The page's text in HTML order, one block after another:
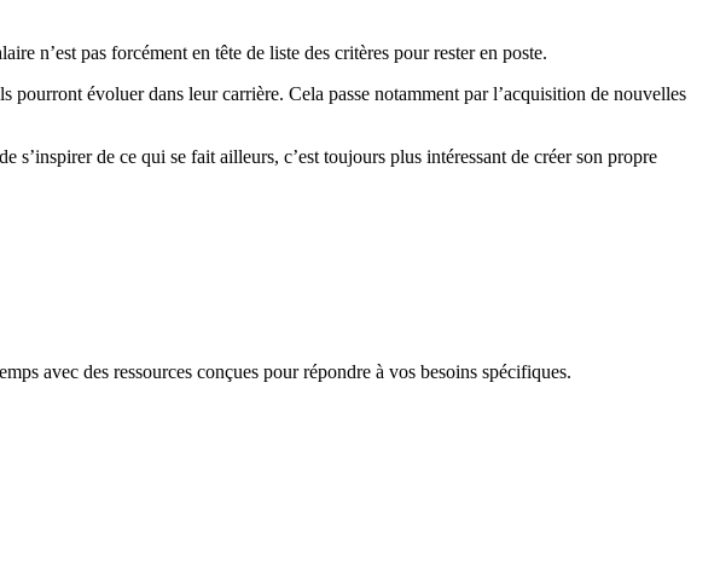
n’est pas forcément en tête de liste des critères pour rester en poste.
évoluer dans leur carrière. Cela passe notamment par l’acquisition de nouvelles
de ce qui se fait ailleurs, c’est toujours plus intéressant de créer son propre
avec des ressources conçues pour répondre à vos besoins spécifiques.